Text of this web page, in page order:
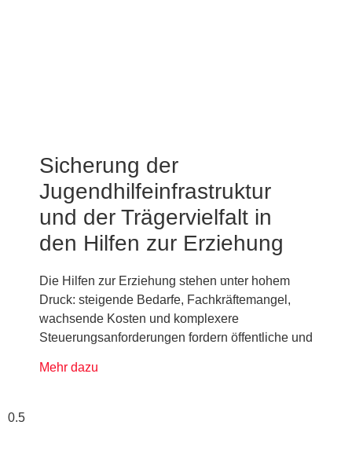
Sicherung der
Jugendhilfeinfrastruktur
und der Trägervielfalt in
den Hilfen zur Erziehung
Die Hilfen zur Erziehung stehen unter hohem
Druck: steigende Bedarfe, Fachkräftemangel,
wachsende Kosten und komplexere
Steuerungsanforderungen fordern öffentliche und
Mehr dazu